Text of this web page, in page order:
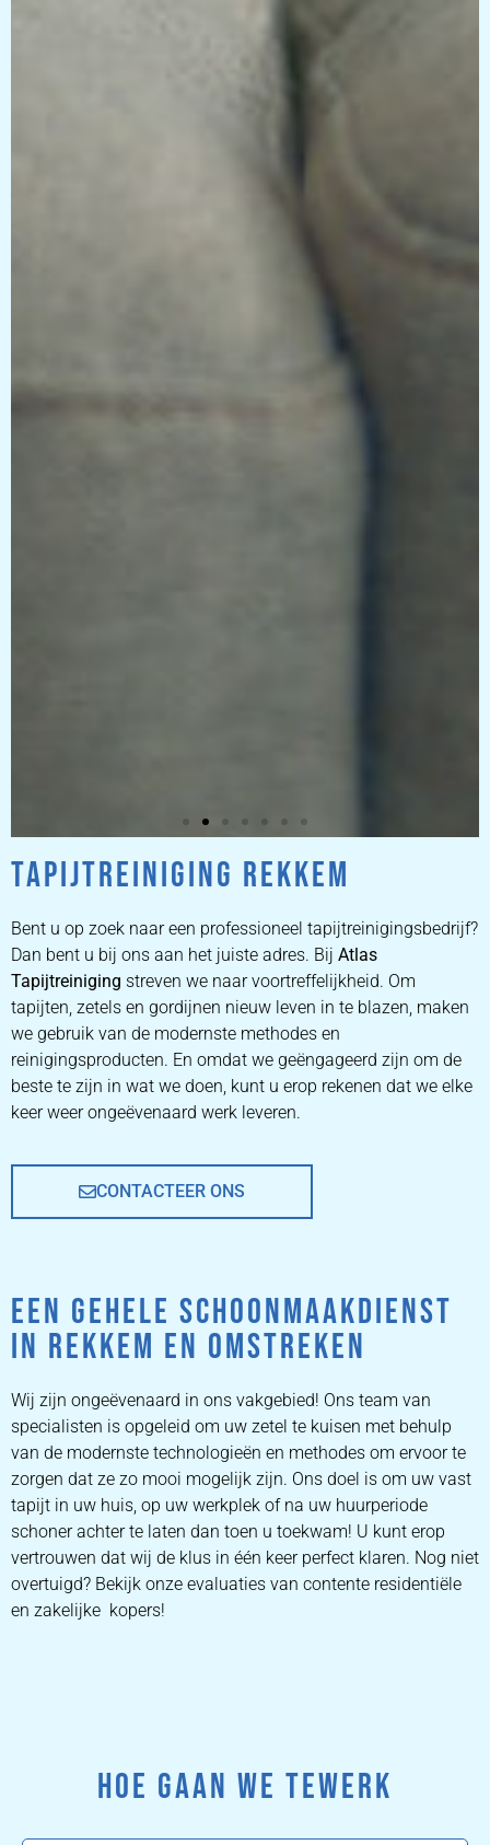
ZETEL
REINIGEN
ZETEL REINIGEN DOOR
PROFESSIONALS
TAPIJTREINIGING REKKEM
Bent u op zoek naar een professioneel tapijtreinigingsbedrijf?
Dan bent u bij ons aan het juiste adres. Bij Atlas
Tapijtreiniging streven we naar voortreffelijkheid. Om
tapijten, zetels en gordijnen nieuw leven in te blazen, maken
we gebruik van de modernste methodes en
reinigingsproducten. En omdat we geëngageerd zijn om de
beste te zijn in wat we doen, kunt u erop rekenen dat we elke
keer weer ongeëvenaard werk leveren.
CONTACTEER ONS
EEN GEHELE SCHOONMAAKDIENST
IN REKKEM EN OMSTREKEN
Wij zijn ongeëvenaard in ons vakgebied! Ons team van
specialisten is opgeleid om uw zetel te kuisen met behulp
van de modernste technologieën en methodes om ervoor te
zorgen dat ze zo mooi mogelijk zijn. Ons doel is om uw vast
tapijt in uw huis, op uw werkplek of na uw huurperiode
schoner achter te laten dan toen u toekwam! U kunt erop
vertrouwen dat wij de klus in één keer perfect klaren. Nog niet
overtuigd? Bekijk onze evaluaties van contente residentiële
en zakelijke kopers!
HOE GAAN WE TEWERK